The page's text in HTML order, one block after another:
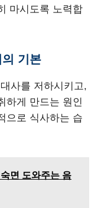
마시도록 노력합
기본
사를 저하시키고,
하게 만드는 원인
으로 식사하는 습
면 도와주는 음